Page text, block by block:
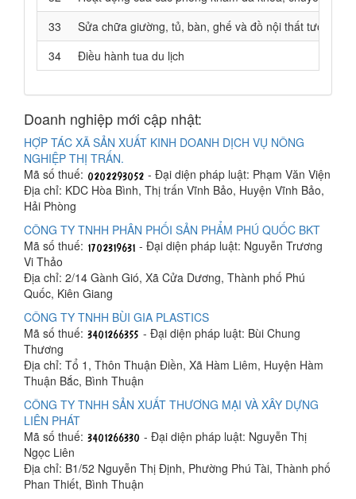
33
Sửa chữa giường, tủ, bàn, ghế và đồ nội thất tương tự
34
Điều hành tua du lịch
Doanh nghiệp mới cập nhật:
HỢP TÁC XÃ SẢN XUẤT KINH DOANH DỊCH VỤ NÔNG
NGHIỆP THỊ TRẤN.
Mã số thuế:
- Đại diện pháp luật: Phạm Văn Viện
Địa chỉ: KDC Hòa Bình, Thị trấn Vĩnh Bảo, Huyện Vĩnh Bảo,
Hải Phòng
CÔNG TY TNHH PHÂN PHỐI SẢN PHẨM PHÚ QUỐC BKT
Mã số thuế:
- Đại diện pháp luật: Nguyễn Trương
Vi Thảo
Địa chỉ: 2/14 Gành Gió, Xã Cửa Dương, Thành phố Phú
Quốc, Kiên Giang
CÔNG TY TNHH BÙI GIA PLASTICS
Mã số thuế:
- Đại diện pháp luật: Bùi Chung
Thương
Địa chỉ: Tổ 1, Thôn Thuận Điền, Xã Hàm Liêm, Huyện Hàm
Thuận Bắc, Bình Thuận
CÔNG TY TNHH SẢN XUẤT THƯƠNG MẠI VÀ XÂY DỰNG
LIÊN PHÁT
Mã số thuế:
- Đại diện pháp luật: Nguyễn Thị
Ngọc Liên
Địa chỉ: B1/52 Nguyễn Thị Định, Phường Phú Tài, Thành phố
Phan Thiết, Bình Thuận